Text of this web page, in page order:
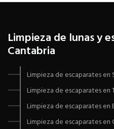
Limpieza de lunas y
Cantabria
Limpieza de escaparates en
Limpieza de escaparates en
Limpieza de escaparates en
Limpieza de escaparates en